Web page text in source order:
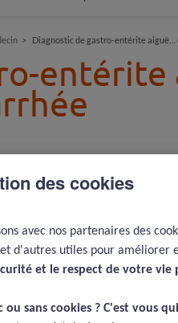
Diagnostic de gastro-entérite aiguë…
des cookies
avec nos partenaires des
d'autres utiles pour améliorer
et le respect de votre vie
ou sans cookies ? C'est vous